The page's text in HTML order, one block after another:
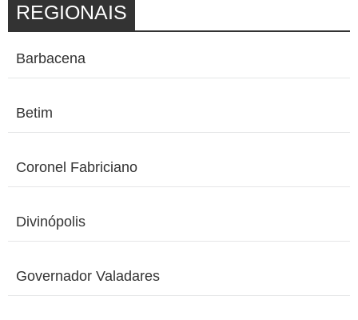
REGIONAIS
Barbacena
Betim
Coronel Fabriciano
Divinópolis
Governador Valadares